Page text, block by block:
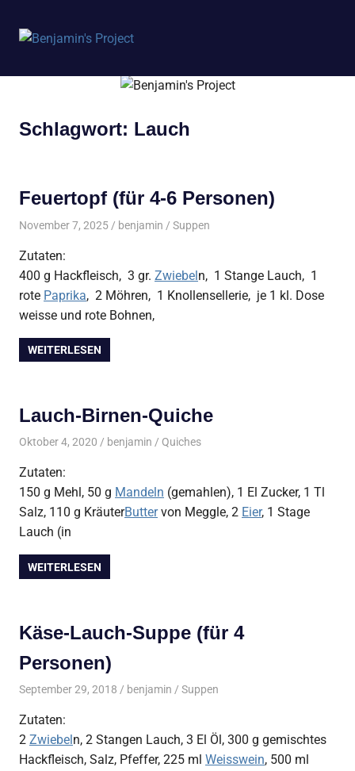
springen
Project
Schlagwort: Lauch
Feuertopf (für 4-6 Personen)
November 7, 2025 benjamin Suppen
Zutaten:
400 g Hackfleisch, 3 gr. Zwiebeln, 1 Stange Lauch, 1
rote Paprika, 2 Möhren, 1 Knollensellerie, je 1 kl. Dose
weisse und rote Bohnen,
WEITERLESEN
Lauch-Birnen-Quiche
Oktober 4, 2020 benjamin Quiches
Zutaten:
150 g Mehl, 50 g Mandeln (gemahlen), 1 El Zucker, 1 Tl
Salz, 110 g KräuterButtervon Meggle, 2 Eier, 1 Stage
Lauch (in
WEITERLESEN
Käse-Lauch-Suppe (für 4
Personen)
September 29, 2018 benjamin Suppen
Zutaten:
2 Zwiebel n, 2 Stangen Lauch, 3 El Öl, 300 g gemischtes
Hackfleisch, Salz, Pfeffer, 225 ml Weisswein, 500 ml